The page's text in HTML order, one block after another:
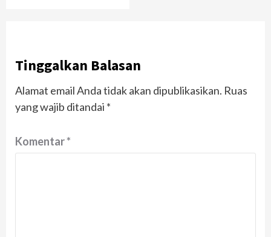
Tinggalkan Balasan
Alamat email Anda tidak akan dipublikasikan. Ruas
yang wajib ditandai *
Komentar*